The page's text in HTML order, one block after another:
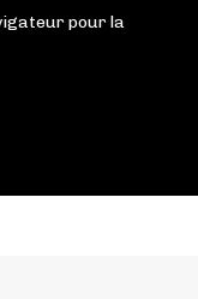
pour la